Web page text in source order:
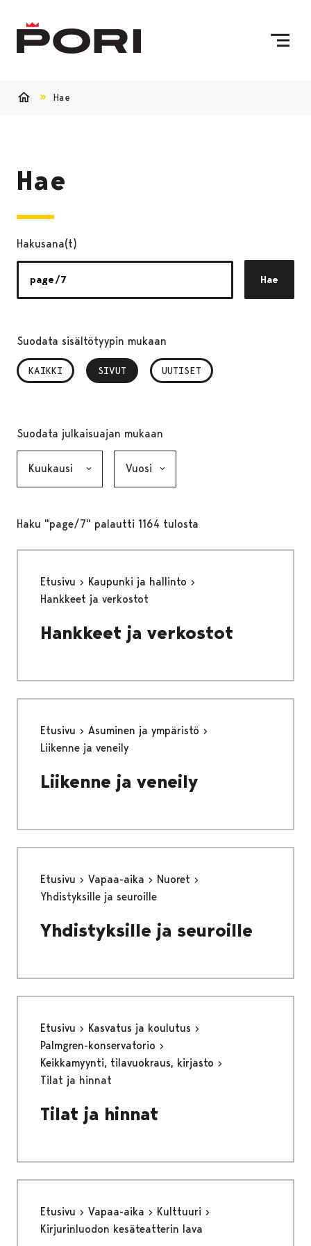
Hae
Hae
Hakusana(t)
Hae
Suodata sisältötyypin mukaan
KAIKKI SIVUT
, VALITTU UUTISET
Suodata julkaisuajan mukaan
Haku "page/7" palautti 1164 tulosta
Etusivu
Kaupunki ja hallinto
Hankkeet ja verkostot
Hankkeet ja verkostot
Etusivu
Asuminen ja ympäristö
Liikenne ja veneily
Liikenne ja veneily
Etusivu Vapaa-aika
Nuoret
Yhdistyksille ja seuroille
Yhdistyksille ja seuroille
Etusivu
Kasvatus ja koulutus
Palmgren-konservatorio
Keikkamyynti, tilavuokraus, kirjasto
Tilat ja hinnat
Tilat ja hinnat
Etusivu Vapaa-aika
Kulttuuri
Kirjurinluodon kesäteatterin lava